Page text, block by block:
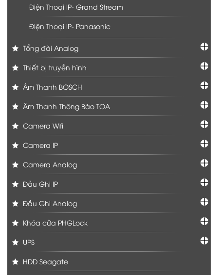
Điện Thoại IP- Grand Stream
ĐIện Thoại IP- Panasonic
Tổng đài Analog
Thiết bị truyền hình
Âm Thanh BOSCH
Âm Thanh Thông Báo TOA
Camera Wifi
Camera IP
Camera Analog
Đầu Ghi IP
Đầu Ghi Analog
Khóa cửa PHGLock
UPS
HDD Seagate